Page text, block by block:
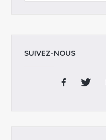
SUIVEZ-NOUS